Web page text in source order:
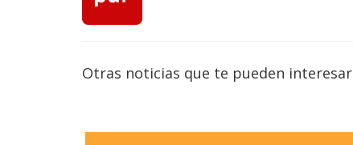
Otras noticias que te pueden interesar